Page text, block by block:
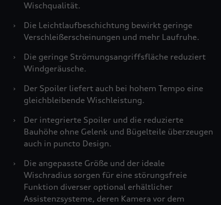
Wischqualität.
›
Die Leichtlaufbeschichtung bewirkt geringe
Verschleißerscheinungen und mehr Laufruhe.
›
Die geringe Strömungsangriffsfläche reduziert
Windgeräusche.
›
Der Spoiler liefert auch bei hohem Tempo eine
gleichbleibende Wischleistung.
›
Der integrierte Spoiler und die reduzierte
Bauhöhe ohne Gelenk und Bügelteile überzeugen
auch in puncto Design.
›
Die angepasste Größe und der ideale
Wischradius sorgen für eine störungsfreie
Funktion diverser optional erhältlicher
Assistenzsysteme, deren Kamera vor dem